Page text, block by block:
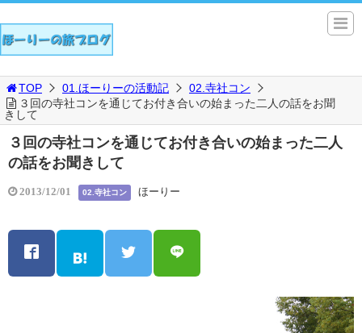
TOP 01.ほーりーの活動記
02.寺社コン
３回の寺社コンを通じてお付き合いの始まった二人の話をお聞
きして
３回の寺社コンを通じてお付き合いの始まった二人
の話をお聞きして
2013/12/01 02.寺社コン ほーりー